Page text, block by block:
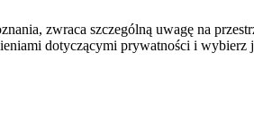
zwraca szczególną uwagę na
dotyczącymi prywatności i wybierz